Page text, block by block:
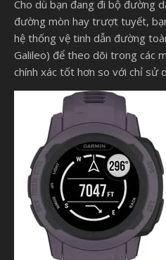
Cho dù bạn đang đi bộ đường
đường mòn hay trượt tuyết,
hệ thống vệ tinh dẫn đường
Galileo) để theo dõi trong các
chính xác tốt hơn so với chỉ sử